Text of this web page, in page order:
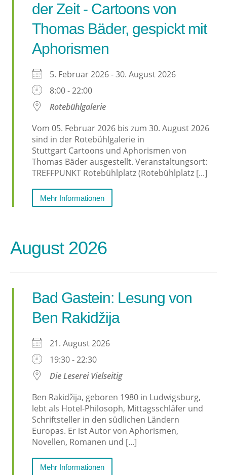
der Zeit - Cartoons von
Thomas Bäder, gespickt mit
Aphorismen
5. Februar 2026 - 30. August 2026
8:00 - 22:00
Rotebühlgalerie
Vom 05. Februar 2026 bis zum 30. August 2026
sind in der Rotebühlgalerie in
Stuttgart Cartoons und Aphorismen von
Thomas Bäder ausgestellt. Veranstaltungsort:
TREFFPUNKT Rotebühlplatz (Rotebühlplatz [...]
Mehr Informationen
August 2026
Bad Gastein: Lesung von
Ben Rakidžija
21. August 2026
19:30 - 22:30
Die Leserei Vielseitig
Ben Rakidžija, geboren 1980 in Ludwigsburg,
lebt als Hotel-Philosoph, Mittagsschläfer und
Schriftsteller in den südlichen Ländern
Europas. Er ist Autor von Aphorismen,
Novellen, Romanen und [...]
Mehr Informationen